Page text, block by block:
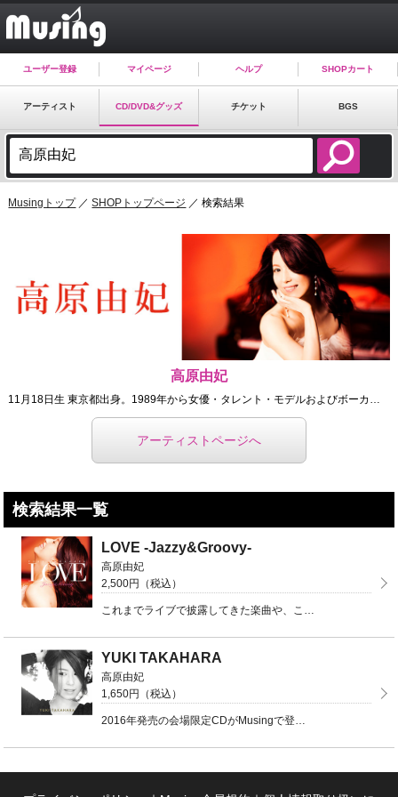
ユーザー登録 マイページ ヘルプ SHOPカート
アーティスト CD/DVD&グッズ チケット BGS
Musingトップ／SHOPトップページ ／ 検索結果
高原由妃
11月18日生 東京都出身。1989年から女優・タレント・モデルおよびボーカリストとしてデビュー。 ...
アーティストページへ
検索結果一覧
LOVE -Jazzy&Groovy-
高原由妃
2,500円（税込）
これまでライブで披露してきた楽曲や、このアルバムのためにセレクトした楽曲をバラエティ豊かなアレンジで ...
YUKI TAKAHARA
高原由妃
1,650円（税込）
2016年発売の会場限定CDがMusingで登場。※会場販売特典のポスターは付きませんのでご注意くだ ...